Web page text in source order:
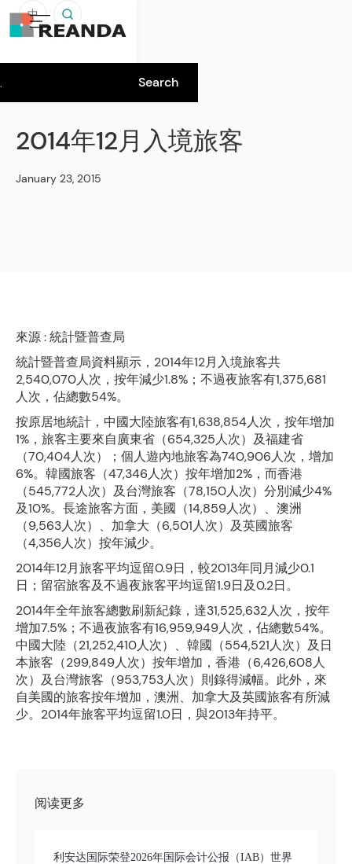
中
2014年12月入境旅客
January 23, 2015
來源 : 統計暨普查局
統計暨普查局資料顯示，2014年12月入境旅客共
2,540,070人次，按年減少1.8%；不過夜旅客有1,375,681
人次，佔總數54%。
按原居地統計，中國大陸旅客有1,638,854人次，按年增加
1%，旅客主要來自廣東省（654,325人次）及福建省
（70,404人次）；個人遊內地旅客為740,906人次，增加
6%。韓國旅客（47,346人次）按年增加2%，而香港
（545,772人次）及台灣旅客（78,150人次）分別減少4%
及10%。長途旅客方面，美國（14,859人次）、澳洲
（9,563人次）、加拿大（6,501人次）及英國旅客
（4,356人次）按年減少。
2014年12月旅客平均逗留0.9日，較2013年同月減少0.1
日；留宿旅客及不過夜旅客平均逗留1.9日及0.2日。
2014年全年旅客總數刷新紀錄，達31,525,632人次，按年
增加7.5%；不過夜旅客有16,959,949人次，佔總數54%。
中國大陸（21,252,410人次）、韓國（554,521人次）及日
本旅客（299,849人次）按年增加，香港（6,426,608人
次）及台灣旅客（953,753人次）則錄得減幅。此外，來
自美國的旅客按年增加，澳洲、加拿大及英國旅客有所減
少。2014年旅客平均逗留1.0日，與2013年持平。
阅读更多
利安达国际荣登2026年国际会计公报（IAB）世界